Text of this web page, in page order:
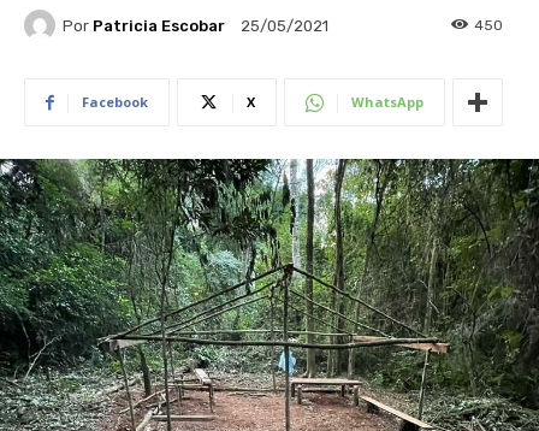
Por Patricia Escobar 25/05/2021 450
Facebook X WhatsApp